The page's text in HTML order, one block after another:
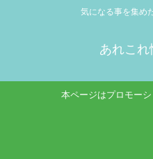
気になる事を集め
あれこれ
本ページはプロモーシ